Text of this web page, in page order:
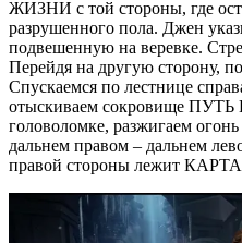
ЖИЗНИ с той стороны, где
разрушенного пола. Джен
подвешенную на веревке.
Перейдя на другую сторону,
Спускаемся по лестнице
отыскиваем сокровище
головоломке, разжигаем
дальнем правом – дальнем
правой стороны лежит